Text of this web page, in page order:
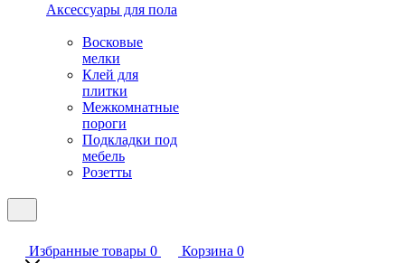
Аксессуары для пола
Восковые
мелки
Клей для
плитки
Межкомнатные
пороги
Подкладки под
мебель
Розетты
Избранные товары 0 Корзина 0